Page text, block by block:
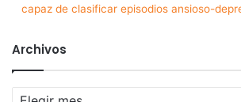
capaz de clasificar episodios ansioso-
Archivos
Archivos